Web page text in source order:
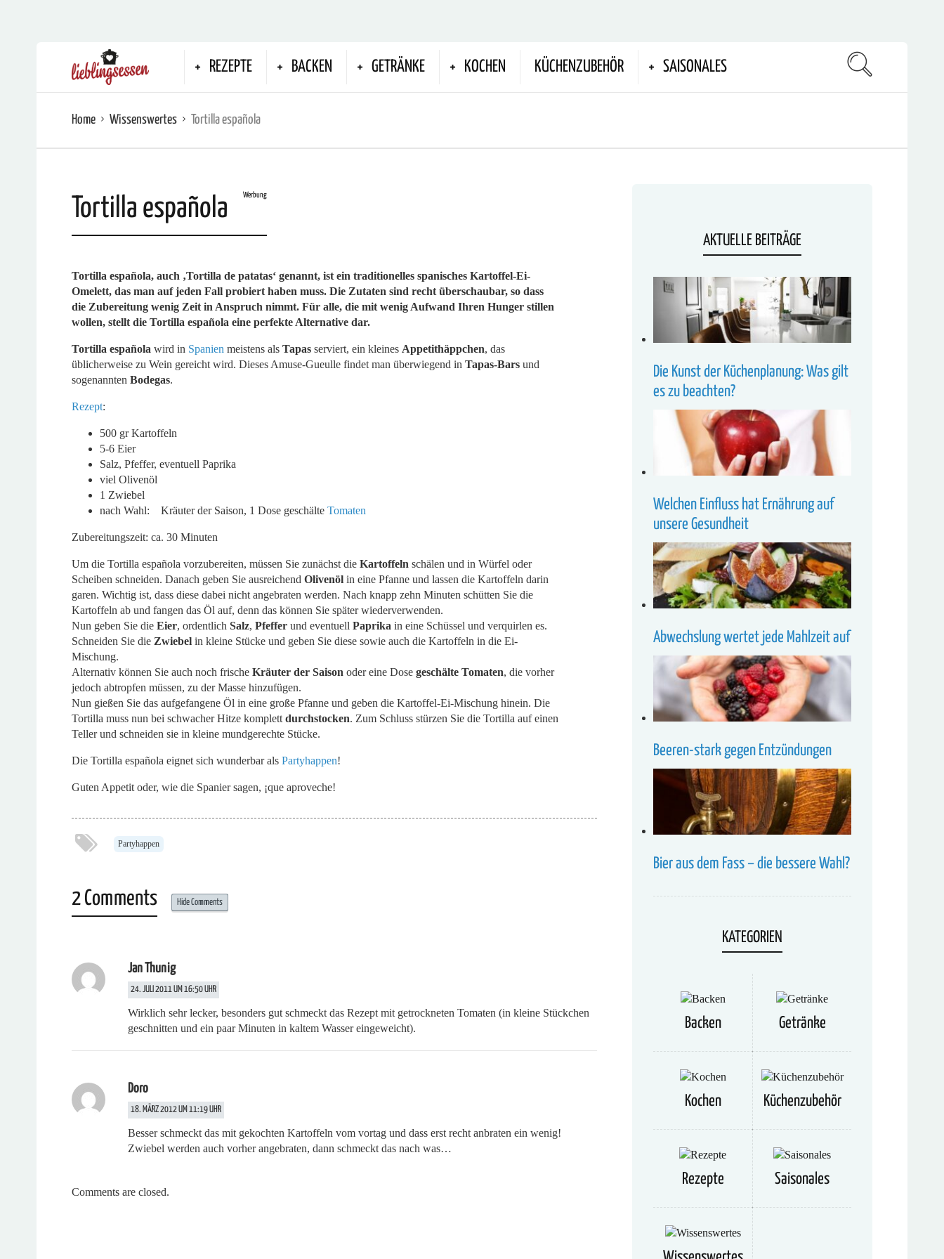
REZEPTE BACKEN GETRÄNKE KOCHEN KÜCHENZUBEHÖR SAISONALES
Home Wissenswertes Tortilla española
Tortilla española Werbung
Tortilla española, auch ‚Tortilla de patatas‘ genannt, ist ein traditionelles spanisches Kartoffel-Ei-
Omelett, das man auf jeden Fall probiert haben muss. Die Zutaten sind recht überschaubar, so dass
die Zubereitung wenig Zeit in Anspruch nimmt. Für alle, die mit wenig Aufwand Ihren Hunger stillen
wollen, stellt die Tortilla española eine perfekte Alternative dar.
Tortilla española wird in Spanien meistens als Tapas serviert, ein kleines Appetithäppchen, das
üblicherweise zu Wein gereicht wird. Dieses Amuse-Gueulle findet man überwiegend in Tapas-Bars und
sogenannten Bodegas.
Rezept:
500 gr Kartoffeln
5-6 Eier
Salz, Pfeffer, eventuell Paprika
viel Olivenöl
1 Zwiebel
nach Wahl: Kräuter der Saison, 1 Dose geschälte Tomaten
Zubereitungszeit: ca. 30 Minuten
Um die Tortilla española vorzubereiten, müssen Sie zunächst die Kartoffeln schälen und in Würfel oder
Scheiben schneiden. Danach geben Sie ausreichend Olivenöl in eine Pfanne und lassen die Kartoffeln darin
garen. Wichtig ist, dass diese dabei nicht angebraten werden. Nach knapp zehn Minuten schütten Sie die
Kartoffeln ab und fangen das Öl auf, denn das können Sie später wiederverwenden.
Nun geben Sie die Eier, ordentlich Salz, Pfeffer und eventuell Paprika in eine Schüssel und verquirlen es.
Schneiden Sie die Zwiebel in kleine Stücke und geben Sie diese sowie auch die Kartoffeln in die Ei-
Mischung.
Alternativ können Sie auch noch frische Kräuter der Saison oder eine Dose geschälte Tomaten, die vorher
jedoch abtropfen müssen, zu der Masse hinzufügen.
Nun gießen Sie das aufgefangene Öl in eine große Pfanne und geben die Kartoffel-Ei-Mischung hinein. Die
Tortilla muss nun bei schwacher Hitze komplett durchstocken. Zum Schluss stürzen Sie die Tortilla auf einen
Teller und schneiden sie in kleine mundgerechte Stücke.
Die Tortilla española eignet sich wunderbar als Partyhappen!
Guten Appetit oder, wie die Spanier sagen, ¡que aproveche!
Partyhappen
2 Comments Hide Comments
Jan Thunig
24. JULI 2011 UM 16:50 UHR
Wirklich sehr lecker, besonders gut schmeckt das Rezept mit getrockneten Tomaten (in kleine Stückchen
geschnitten und ein paar Minuten in kaltem Wasser eingeweicht).
Doro
18. MÄRZ 2012 UM 11:19 UHR
Besser schmeckt das mit gekochten Kartoffeln vom vortag und dass erst recht anbraten ein wenig!
Zwiebel werden auch vorher angebraten, dann schmeckt das nach was…
Comments are closed.
AKTUELLE BEITRÄGE
Die Kunst der Küchenplanung: Was gilt
es zu beachten?
Welchen Einfluss hat Ernährung auf
unsere Gesundheit
Abwechslung wertet jede Mahlzeit auf
Beeren-stark gegen Entzündungen
Bier aus dem Fass – die bessere Wahl?
KATEGORIEN
Backen Getränke
Kochen Küchenzubehör
Rezepte Saisonales